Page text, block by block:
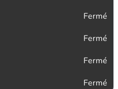
Fermé
Fermé
Fermé
Fermé